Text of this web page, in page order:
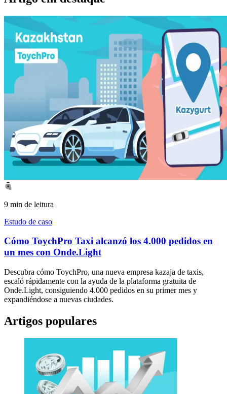
9 min de leitura
Estudo de caso
Cómo ToychPro Taxi alcanzó los 4.000 pedidos en
un mes con Onde.Light
Descubra cómo ToychPro, una nueva empresa kazaja de taxis,
escaló rápidamente con la ayuda de la plataforma gratuita de
Onde.Light, consiguiendo 4.000 pedidos en su primer mes y
expandiéndose a nuevas ciudades.
Artigos populares